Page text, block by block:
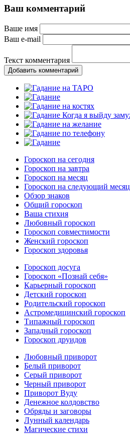
Ваш комментарий
Ваше имя
Ваш e-mail
Текст комментария
Добавить комментарий
Гороскоп на сегодня
Гороскоп на завтра
Гороскоп на месяц
Гороскоп на следующий месяц
Обзор знаков
Общий гороскоп
Ваша стихия
Любовный гороскоп
Гороскоп совместимости
Женский гороскоп
Гороскоп здоровья
Гороскоп досуга
Гороскоп «Познай себя»
Карьерный гороскоп
Детский гороскоп
Родительский гороскоп
Астромедицинский гороскоп
Типажный гороскоп
Западный гороскоп
Гороскоп друидов
Любовный приворот
Белый приворот
Серый приворот
Черный приворот
Приворот Вуду
Денежное колдовство
Обряды и заговоры
Лунный календарь
Магические стихи